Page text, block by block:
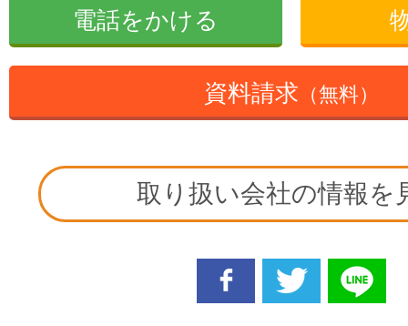
電話をかける
資料請求 （無料）
取り扱い会社の情報を